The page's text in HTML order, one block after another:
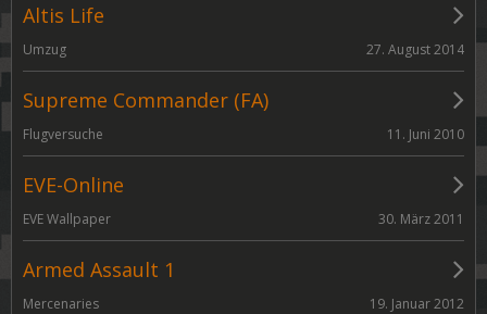
Altis Life
Umzug 27. August 2014
Supreme Commander (FA)
Flugversuche 11. Juni 2010
EVE-Online
EVE Wallpaper 30. März 2011
Armed Assault 1
Mercenaries 19. Januar 2012